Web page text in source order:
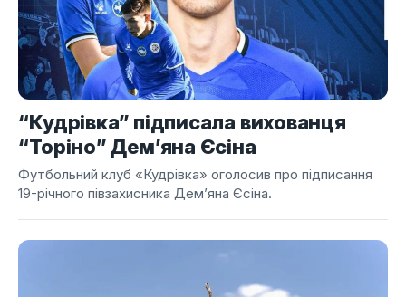
“Кудрівка” підписала вихованця
“Торіно” Дем’яна Єсіна
Футбольний клуб «Кудрівка» оголосив про підписання
19-річного півзахисника Дем’яна Єсіна.